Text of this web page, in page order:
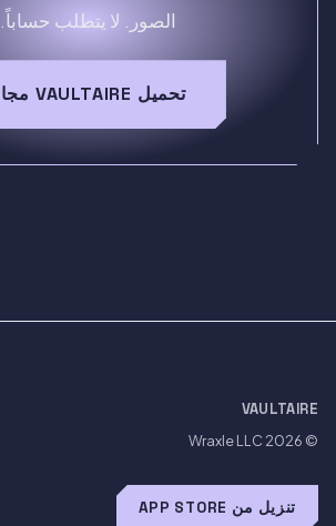
الصور. لا يتطلب حساباً.
تحميل VAULTAIRE مجاناً
VAULTAIRE
© 2026
Wraxle LLC
تنزيل من APP STORE